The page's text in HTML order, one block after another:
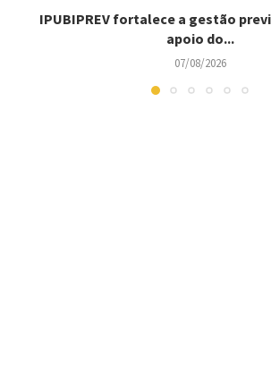
IPUBIPREV fortalece a gestão
apoio do...
07/08/2026